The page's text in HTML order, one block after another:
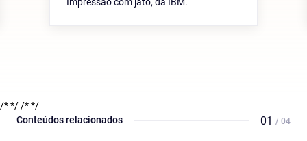
Impressão com jato, da IBM.
/* *//* */
Conteúdos relacionados
01 / 04